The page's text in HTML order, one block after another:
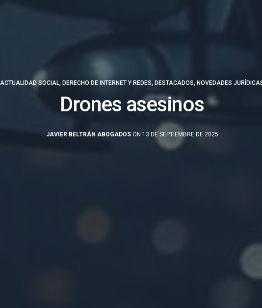
ACTUALIDAD SOCIAL DERECHO DE INTERNET Y REDES DESTACADOS NOVEDADES
Drones asesinos
JAVIER BELTRÁN ABOGADOSON 13 DE SEPTIEMBRE DE 2025